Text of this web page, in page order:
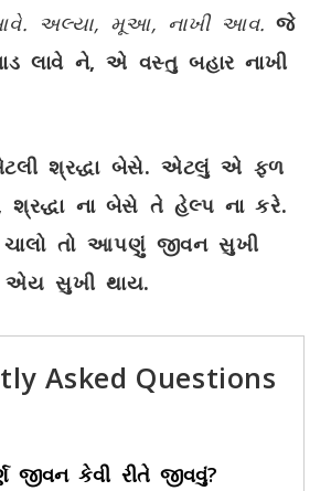
અલ્યા, મૂઆ, નાખી આવ. જે
લાવે ને,એ વસ્તુ બહાર નાખી
શ્રદ્ધા બેસે. એટલું એ ફળ
શ્રદ્ધા ના બેસે તે હેલ્પ ના કરે.
તો આપણું જીવન સુખી
સુખી થાય.
Asked Questions
જીવન કેવી રીતે જીવવું?